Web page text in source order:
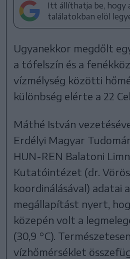
Itt állíthatja be, hogy
találatokban elöl
Ugyanekkor megdőlt
a tófelszín és a
vízmélység közötti
különbség elérte a 22
Máthé István
Erdélyi Magyar
HUN-REN Balatoni
Kutatóintézet (dr.
koordinálásával) adatai
megállapítást nyert,
közepén volt a
(30,9 °C).
vízhőmérséklet